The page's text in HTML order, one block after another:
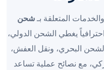
المتعلقة بـشحن
يغطي الشحن الدولي،
البحري، ونقل العفش،
مع نصائح عملية تساعد